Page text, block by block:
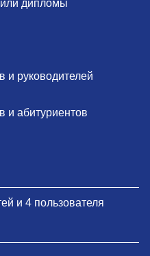
дипломы
и руководителей
и абитуриентов
и 4 пользователя